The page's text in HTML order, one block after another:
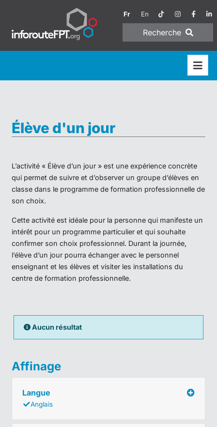
Fr En
Recherche
Élève d'un jour
L’activité « Élève d’un jour » est une expérience concrète
qui permet de suivre et d’observer un groupe d’élèves en
classe dans le programme de formation professionnelle de
son choix.
Cette activité est idéale pour la personne qui manifeste un
intérêt pour un programme particulier et qui souhaite
confirmer son choix professionnel. Durant la journée,
l’élève d’un jour pourra échanger avec le personnel
enseignant et les élèves et visiter les installations du
centre de formation professionnelle.
Aucun résultat
Affinage
Langue
Anglais